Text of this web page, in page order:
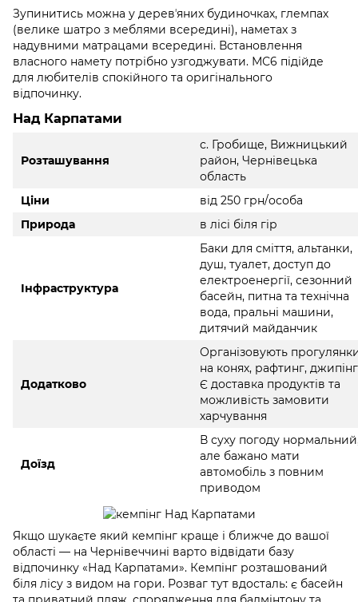
Зупинитись можна у деревʼяних будиночках, глемпах
(велике шатро з меблями всередині), наметах з
надувними матрацами всередині. Встановлення
власного намету потрібно узгоджувати. МС6 підійде
для любителів спокійного та оригінального
відпочинку.
Над Карпатами
Розташування
с. Гробище, Вижницький
район, Чернівецька
область
Ціни
від 250 грн/особа
Природа
в лісі біля гір
Інфраструктура
Баки для сміття, альтанки,
душ, туалет, доступ до
електроенергії, сезонний
басейн, питна та технічна
вода, пральні машини,
дитячий майданчик
Додатково
Організовують
на конях, рафтинг,
Є доставка продуктів та
можливість замовити
харчування
Доїзд
В суху погоду
але бажано мати
автомобіль з повним
приводом
Якщо шукаєте який кемпінг краще і ближче до вашої
області — на Чернівеччині варто відвідати базу
відпочинку «Над Карпатами». Кемпінг розташований
біля лісу з видом на гори. Розваг тут вдосталь: є басейн